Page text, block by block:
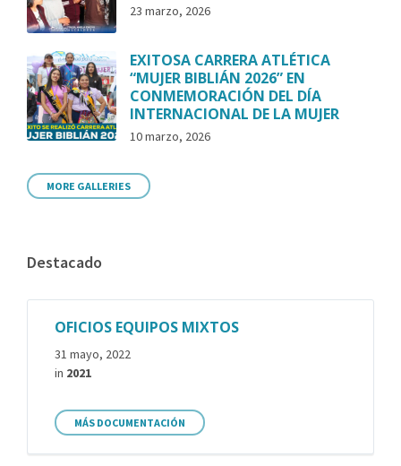
23 marzo, 2026
EXITOSA CARRERA ATLÉTICA
“MUJER BIBLIÁN 2026” EN
CONMEMORACIÓN DEL DÍA
INTERNACIONAL DE LA MUJER
10 marzo, 2026
MORE GALLERIES
Destacado
OFICIOS EQUIPOS MIXTOS
31 mayo, 2022
in 2021
MÁS DOCUMENTACIÓN